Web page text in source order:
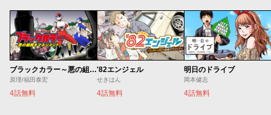
ブラックカラー～悪の組織をマネジメント～
原理/福田泰宏
4話無料
'82エンジェル
せきはん
4話無料
明日のドライブ
岡本健志
4話無料